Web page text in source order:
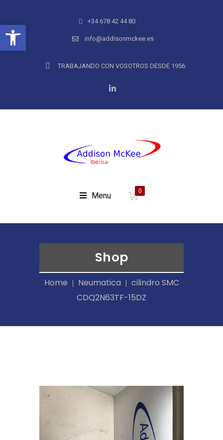
Abrir barra de herramientas+34 678 42 44 80
info@addisonmckee.es
TRABAJANDO CON VOSOTROS DESDE 1956
Menu 0
Shop
Home Neumatica
cilindro SMC
CDQ2N63TF-15DZ